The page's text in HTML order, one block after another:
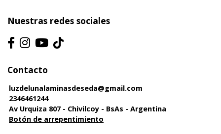
Nuestras redes sociales
Contacto
luzdelunalaminasdeseda@gmail.com
2346461244
Av Urquiza 807 - Chivilcoy - BsAs - Argentina
Botón de arrepentimiento